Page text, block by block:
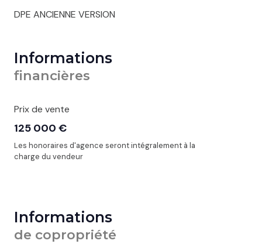
DPE ANCIENNE VERSION
Informations
financières
Prix de vente
125 000 €
Les honoraires d'agence seront intégralement à la
charge du vendeur
Informations
de copropriété